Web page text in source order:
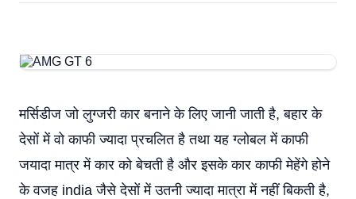
मर्सिडीज जो लुग्जरी कार बनाने के लिए जानी जाती है, बहार के
देसों में वो काफी ज्यादा प्रचलित है तथा यह ग्लोबल में काफी
जयादा मात्र में कार को बेचती है और इसके कार काफी मेहेंगे होने
के वजह india जैसे देसों में उतनी ज्यादा मात्रा में नहीं बिकती है,